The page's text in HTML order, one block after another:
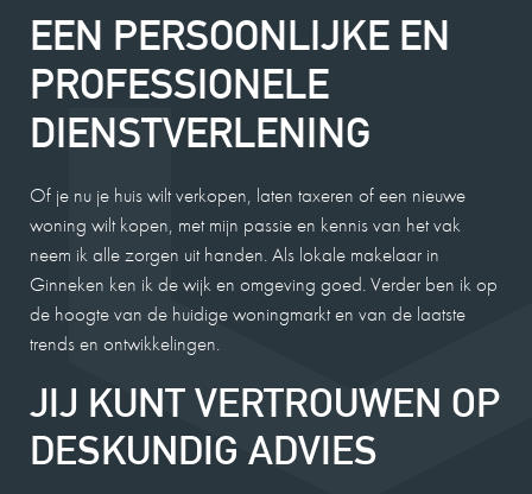
EEN PERSOONLIJKE EN
PROFESSIONELE
DIENSTVERLENING
Of je nu je huis wilt verkopen, laten taxeren of een nieuwe
woning wilt kopen, met mijn passie en kennis van het vak
neem ik alle zorgen uit handen. Als lokale makelaar in
Ginneken ken ik de wijk en omgeving goed. Verder ben ik op
de hoogte van de huidige woningmarkt en van de laatste
trends en ontwikkelingen.
JIJ KUNT VERTROUWEN OP
DESKUNDIG ADVIES